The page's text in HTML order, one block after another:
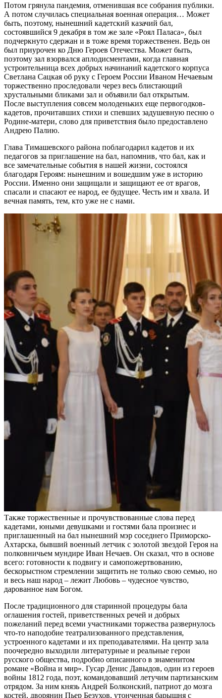
Потом грянула пандемия, отменившая все собрания публики.
А потом случилась специальная военная операция… Может
быть, поэтому, нынешний кадетский казачий бал,
состоявшийся 9 декабря в том же зале «Роял Паласа», был
подчеркнуто сдержан и в тоже время торжественен. Ведь он
был приурочен ко Дню Героев Отечества. Может быть,
поэтому зал взорвался аплодисментами, когда главная
устроительница всех добрых начинаний кадетского корпуса
Светлана Сацкая об руку с Героем России Иваном Нечаевым
торжественно проследовали через весь блистающий
хрустальными бликами зал и объявили бал открытым.
После выступления совсем молоденьких еще первогодков-
кадетов, прочитавших стихи и спевших задушевную песню о
Родине-матери, слово для приветствия было предоставлено
Андрею Палию.
Глава Тимашевского района поблагодарил кадетов и их
педагогов за приглашение на бал, напомнив, что бал, как и
все замечательные события в нашей жизни, состоялся
благодаря Героям: нынешним и вошедшим уже в историю
России. Именно они защищали и защищают ее от врагов,
спасали и спасают ее народ, ее будущее. Честь им и хвала. И
вечная память, тем, кто уже не с нами.
Также торжественные и прочувствованные слова перед
кадетами, юными девушками и гостями бала произнес и
приглашенный на бал нынешний мэр соседнего Приморско-
Ахтарска, бывший военный летчик с золотой звездой Героя на
полковничьем мундире Иван Нечаев. Он сказал, что в основе
всего: готовности к подвигу и самопожертвованию,
бескорыстном стремлении защитить не только свою семью, но
и весь наш народ – лежит Любовь – чудесное чувство,
дарованное нам Богом.
После традиционного для старинной процедуры бала
оглашения гостей, приветственных речей и добрых
пожеланий перед всеми участниками торжества развернулось
что-то наподобие театрализованного представления,
устроенного кадетами и их преподавателями. На центр зала
поочередно выходили литературные и реальные герои
русского общества, подробно описанного в знаменитом
романе «Война и мир». Гусар Денис Давыдов, один из героев
войны 1812 года, поэт, командовавший летучим партизанским
отрядом. За ним князь Андрей Болконский, патриот до мозга
костей, дворянин Пьер Безухов, утонченная барышня с